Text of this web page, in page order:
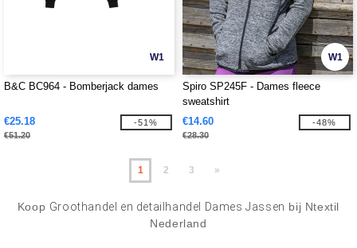
W1
B&C BC964 - Bomberjack dames
€25.18
€51.20
-51%
W1
Spiro SP245F - Dames fleece
sweatshirt
€14.60
€28.30
-48%
1 2 3 »
Koop Groothandel en detailhandel Dames Jassen bij Ntextil
Nederland